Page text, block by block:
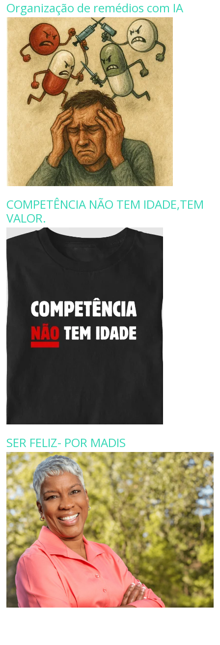
Organização de remédios com IA
COMPETÊNCIA NÃO TEM IDADE,TEM
VALOR.
SER FELIZ- POR MADIS